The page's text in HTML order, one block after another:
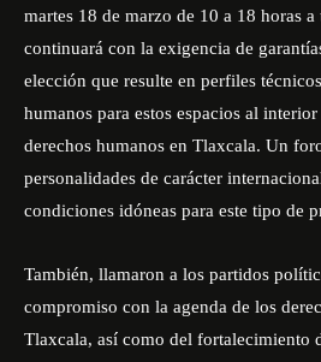
martes 18 de marzo de 10 a 18 horas
continuará con la exigencia de
elección que resulte en perfiles
humanos para estos espacios al
derechos humanos en Tlaxcala. Un
personalidades de carácter
condiciones idóneas para este tipo de
También, llamaron a los partidos
compromiso con la agenda de los
Tlaxcala, así como del fortalecimiento